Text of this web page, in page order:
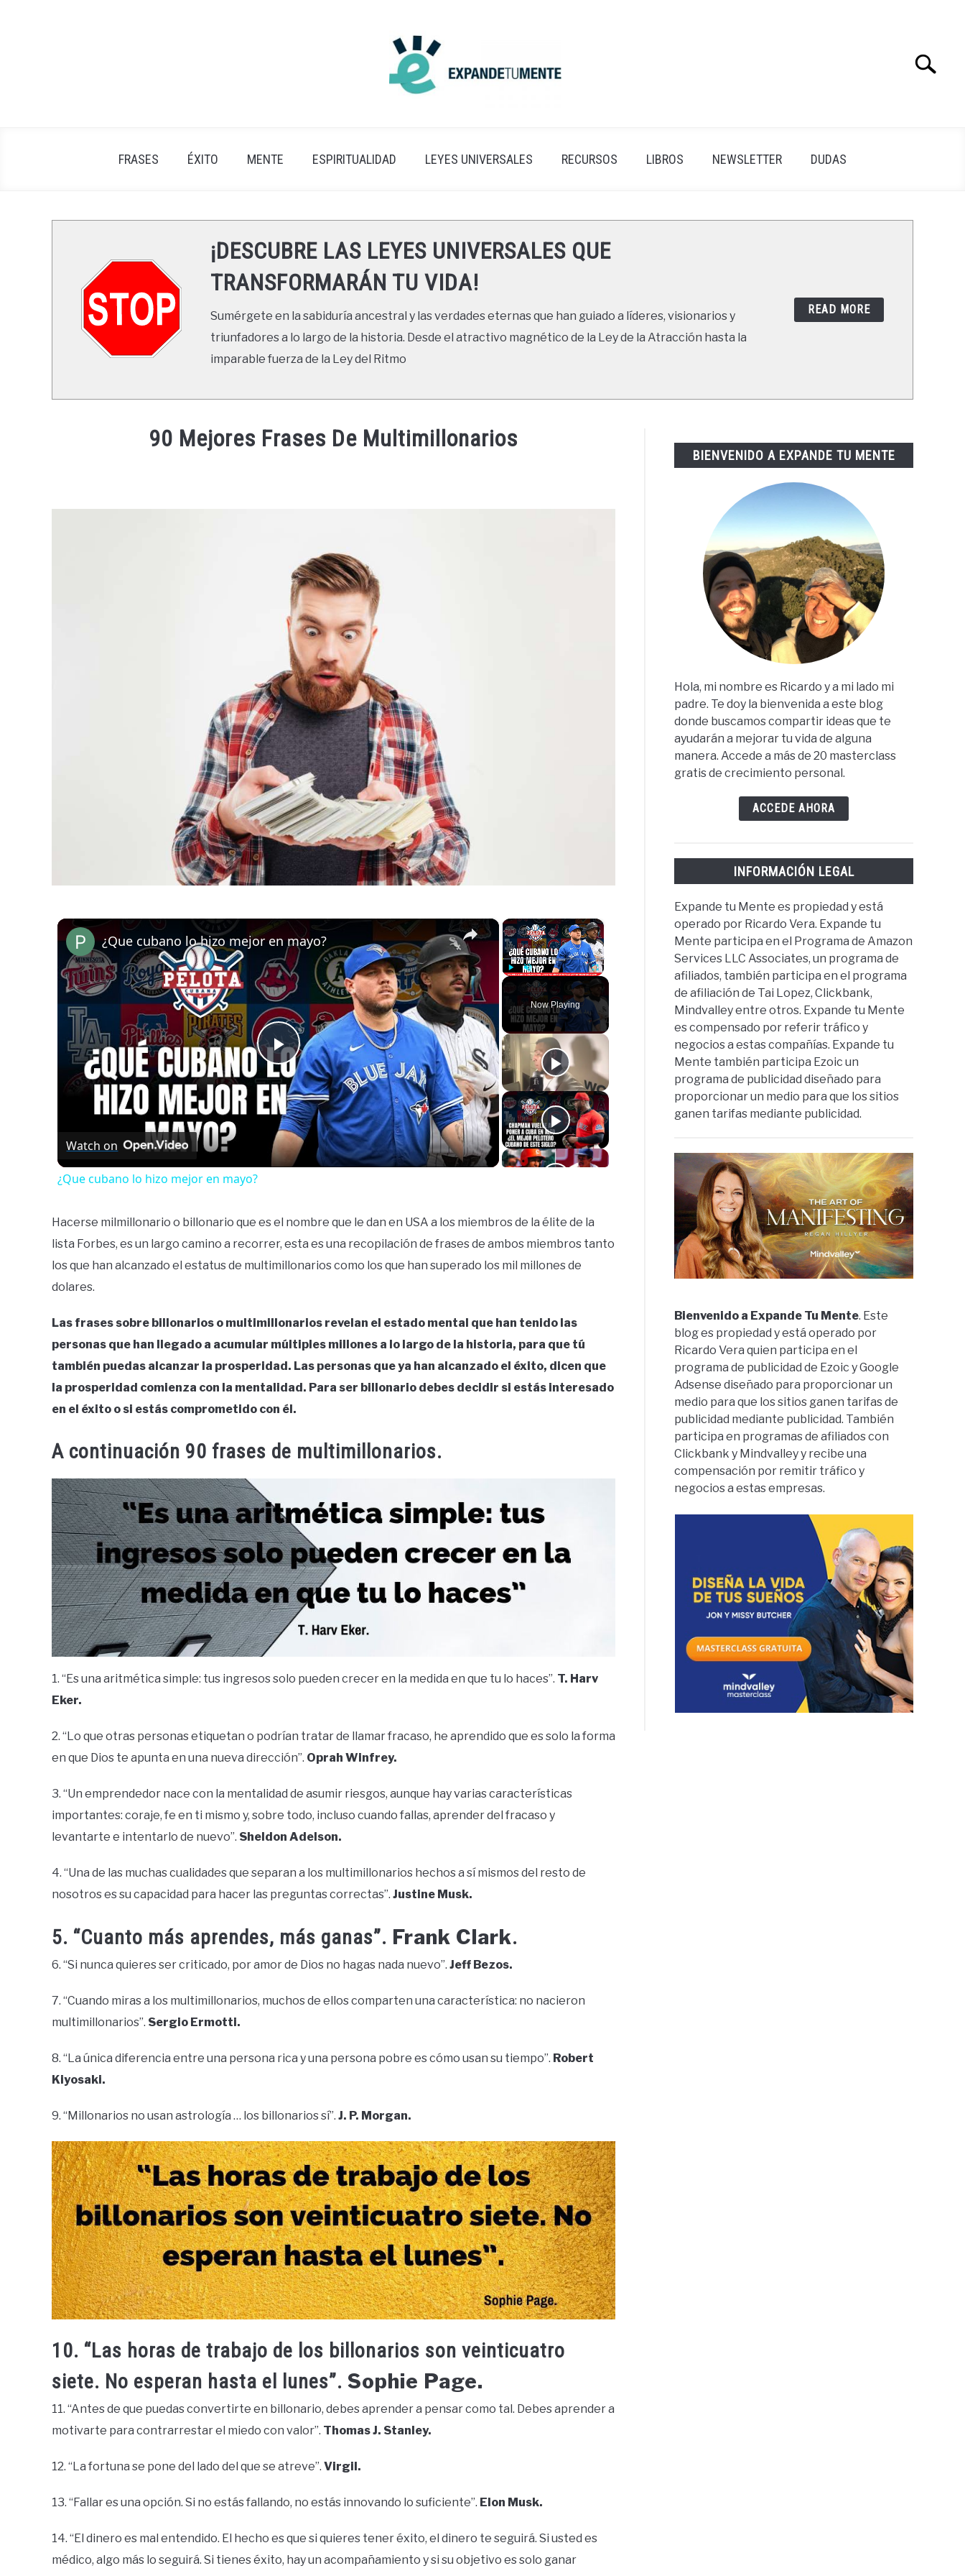
Search
FRASES ÉXITO MENTE ESPIRITUALIDAD LEYES UNIVERSALES RECURSOS LIBROS NEWSLETTER DUDAS
¡DESCUBRE LAS LEYES UNIVERSALES QUE
TRANSFORMARÁN TU VIDA!
Sumérgete en la sabiduría ancestral y las verdades eternas que han guiado a líderes, visionarios y
triunfadores a lo largo de la historia. Desde el atractivo magnético de la Ley de la Atracción hasta la
imparable fuerza de la Ley del Ritmo
READ MORE
90 Mejores Frases De Multimillonarios
×
Unmute Fullscreen
Now Playing
×
Play
Video
¿Que cubano lo hizo mejor en mayo?
Watch on
¿Que cubano lo hizo mejor en mayo?
Hacerse milmillonario o billonario que es el nombre que le dan en USA a los miembros de la élite de la
lista Forbes, es un largo camino a recorrer, esta es una recopilación de frases de ambos miembros tanto
los que han alcanzado el estatus de multimillonarios como los que han superado los mil millones de
dolares.
Las frases sobre billonarios o multimillonarios revelan el estado mental que han tenido las
personas que han llegado a acumular múltiples millones a lo largo de la historia, para que tú
también puedas alcanzar la prosperidad. Las personas que ya han alcanzado el éxito, dicen que
la prosperidad comienza con la mentalidad. Para ser billonario debes decidir si estás interesado
en el éxito o si estás comprometido con él.
A continuación 90 frases de multimillonarios.
1. “Es una aritmética simple: tus ingresos solo pueden crecer en la medida en que tu lo haces”. T. Harv
Eker.
2. “Lo que otras personas etiquetan o podrían tratar de llamar fracaso, he aprendido que es solo la forma
en que Dios te apunta en una nueva dirección”. Oprah Winfrey.
3. “Un emprendedor nace con la mentalidad de asumir riesgos, aunque hay varias características
importantes: coraje, fe en ti mismo y, sobre todo, incluso cuando fallas, aprender del fracaso y
levantarte e intentarlo de nuevo”. Sheldon Adelson.
4. “Una de las muchas cualidades que separan a los multimillonarios hechos a sí mismos del resto de
nosotros es su capacidad para hacer las preguntas correctas”. Justine Musk.
5. “Cuanto más aprendes, más ganas”. Frank Clark.
6. “Si nunca quieres ser criticado, por amor de Dios no hagas nada nuevo”. Jeff Bezos.
7. “Cuando miras a los multimillonarios, muchos de ellos comparten una característica: no nacieron
multimillonarios”. Sergio Ermotti.
8. “La única diferencia entre una persona rica y una persona pobre es cómo usan su tiempo”. Robert
Kiyosaki.
9. “Millonarios no usan astrología … los billonarios sí”. J. P. Morgan.
10. “Las horas de trabajo de los billonarios son veinticuatro
siete. No esperan hasta el lunes”. Sophie Page.
11. “Antes de que puedas convertirte en billonario, debes aprender a pensar como tal. Debes aprender a
motivarte para contrarrestar el miedo con valor”. Thomas J. Stanley.
12. “La fortuna se pone del lado del que se atreve”. Virgil.
13. “Fallar es una opción. Si no estás fallando, no estás innovando lo suficiente”. Elon Musk.
14. “El dinero es mal entendido. El hecho es que si quieres tener éxito, el dinero te seguirá. Si usted es
médico, algo más lo seguirá. Si tienes éxito, hay un acompañamiento y si su objetivo es solo ganar
BIENVENIDO A EXPANDE TU MENTE
Hola, mi nombre es Ricardo y a mi lado mi
padre. Te doy la bienvenida a este blog
donde buscamos compartir ideas que te
ayudarán a mejorar tu vida de alguna
manera. Accede a más de 20 masterclass
gratis de crecimiento personal.
ACCEDE AHORA
INFORMACIÓN LEGAL
Expande tu Mente es propiedad y está
operado por Ricardo Vera. Expande tu
Mente participa en el Programa de Amazon
Services LLC Associates, un programa de
afiliados, también participa en el programa
de afiliación de Tai Lopez, Clickbank,
Mindvalley entre otros. Expande tu Mente
es compensado por referir tráfico y
negocios a estas compañías. Expande tu
Mente también participa Ezoic un
programa de publicidad diseñado para
proporcionar un medio para que los sitios
ganen tarifas mediante publicidad.
Bienvenido a Expande Tu Mente. Este
blog es propiedad y está operado por
Ricardo Vera quien participa en el
programa de publicidad de Ezoic y Google
Adsense diseñado para proporcionar un
medio para que los sitios ganen tarifas de
publicidad mediante publicidad. También
participa en programas de afiliados con
Clickbank y Mindvalley y recibe una
compensación por remitir tráfico y
negocios a estas empresas.